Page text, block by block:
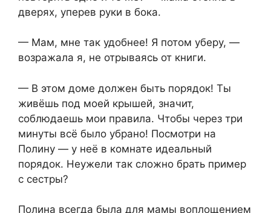
дверях, уперев руки в бока.
— Мам, мне так удобнее! Я потом уберу, —
возражала я, не отрываясь от книги.
— В этом доме должен быть порядок! Ты
живёшь под моей крышей, значит,
соблюдаешь мои правила. Чтобы через три
минуты всё было убрано! Посмотри на
Полину — у неё в комнате идеальный
порядок. Неужели так сложно брать пример
с сестры?
Полина всегда была для мамы воплощением